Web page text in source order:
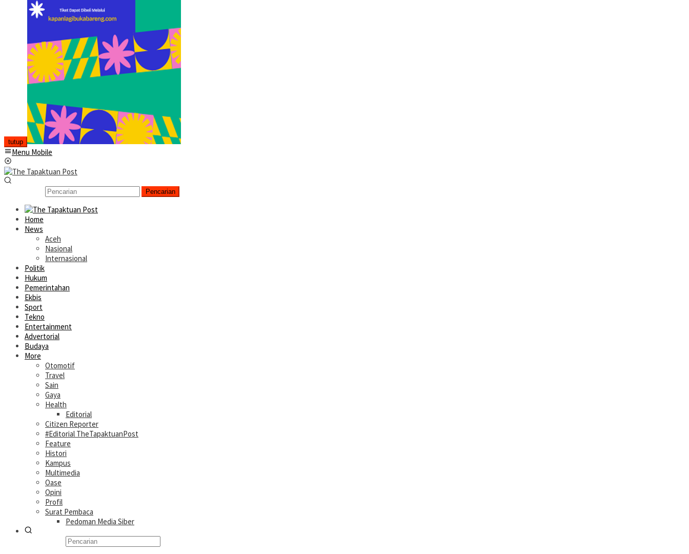
tutup
Menu Mobile
Pencarian
Home
News
Aceh
Nasional
Internasional
Politik
Hukum
Pemerintahan
Ekbis
Sport
Tekno
Entertainment
Advertorial
Budaya
More
Otomotif
Travel
Sain
Gaya
Health
Editorial
Citizen Reporter
#Editorial TheTapaktuanPost
Feature
Histori
Kampus
Multimedia
Oase
Opini
Profil
Surat Pembaca
Pedoman Media Siber